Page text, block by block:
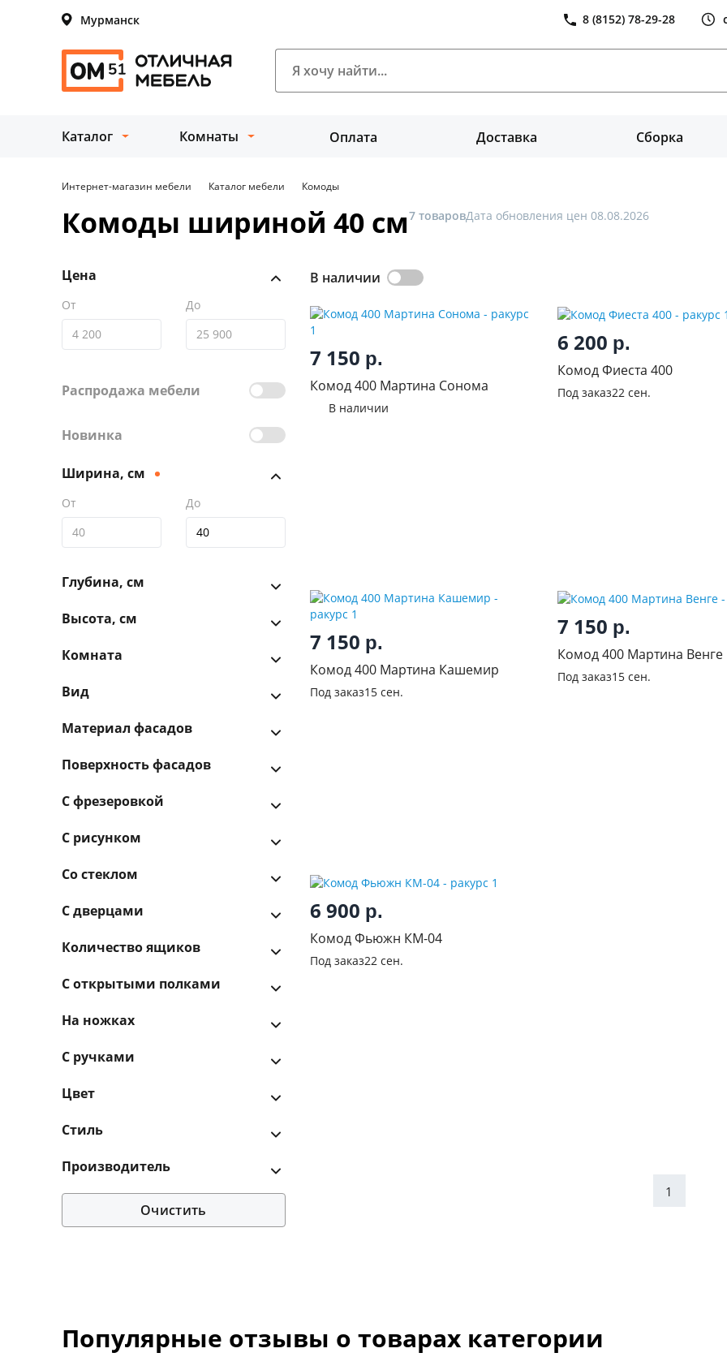
Мурманск 8 (8152) 78-29-28
Каталог Комнаты Оплата Доставка Сборка
Интернет-магазин мебели Каталог мебели Комоды
Комоды шириной 40 см7 товаровДата обновления цен 08.08.2026
Цена
От До
Распродажа мебели
Новинка
Ширина, см
От До
Глубина, см
Высота, см
Комната
Вид
Материал фасадов
Поверхность фасадов
С фрезеровкой
С рисунком
Со стеклом
С дверцами
Количество ящиков
С открытыми полками
На ножках
С ручками
Цвет
Стиль
Производитель
Очистить
В наличии
7 150 р.
Комод 400 Мартина Сонома
В наличии
6 200 р.
Комод Фиеста 400
Под заказ22 сен.
7 150 р.
Комод 400 Мартина Кашемир
Под заказ15 сен.
7 150 р.
Комод 400 Мартина Венге
Под заказ15 сен.
6 900 р.
Комод Фьюжн КМ-04
Под заказ22 сен.
1
Популярные отзывы о товарах категории